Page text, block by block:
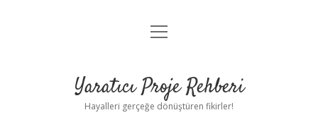
Anasayfa
Yasal Uyarı
menüyü
Yaratıcı Proje Rehberi
Hayalleri gerçeğe dönüştüren fikirler!